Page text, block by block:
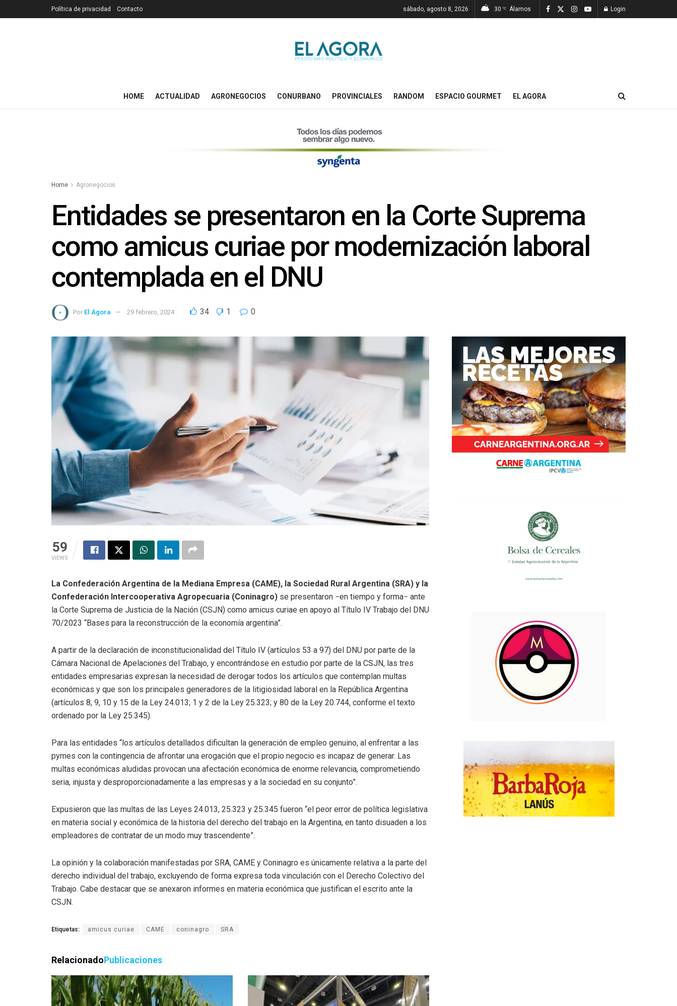
Política de privacidad Contacto sábado, agosto 8, 2026 30 °C Álamos Login
HOME ACTUALIDAD AGRONEGOCIOS CONURBANO PROVINCIALES RANDOM ESPACIO GOURMET EL AGORA
Home Agronegocios
Entidades se presentaron en la Corte Suprema
como amicus curiae por modernización laboral
contemplada en el DNU
Por El Ágora 29 febrero, 2024 34 1 0
59
VIEWS
La Confederación Argentina de la Mediana Empresa (CAME), la Sociedad Rural Argentina (SRA) y la
Confederación Intercooperativa Agropecuaria (Coninagro) se presentaron −en tiempo y forma− ante
la Corte Suprema de Justicia de la Nación (CSJN) como amicus curiae en apoyo al Título IV Trabajo del DNU
70/2023 “Bases para la reconstrucción de la economía argentina”.
A partir de la declaración de inconstitucionalidad del Título IV (artículos 53 a 97) del DNU por parte de la
Cámara Nacional de Apelaciones del Trabajo, y encontrándose en estudio por parte de la CSJN, las tres
entidades empresarias expresan la necesidad de derogar todos los artículos que contemplan multas
económicas y que son los principales generadores de la litigiosidad laboral en la República Argentina
(artículos 8, 9, 10 y 15 de la Ley 24.013; 1 y 2 de la Ley 25.323; y 80 de la Ley 20.744, conforme el texto
ordenado por la Ley 25.345).
Para las entidades “los artículos detallados dificultan la generación de empleo genuino, al enfrentar a las
pymes con la contingencia de afrontar una erogación que el propio negocio es incapaz de generar. Las
multas económicas aludidas provocan una afectación económica de enorme relevancia, comprometiendo
seria, injusta y desproporcionadamente a las empresas y a la sociedad en su conjunto”.
Expusieron que las multas de las Leyes 24.013, 25.323 y 25.345 fueron “el peor error de política legislativa
en materia social y económica de la historia del derecho del trabajo en la Argentina, en tanto disuaden a los
empleadores de contratar de un modo muy trascendente”.
La opinión y la colaboración manifestadas por SRA, CAME y Coninagro es únicamente relativa a la parte del
derecho individual del trabajo, excluyendo de forma expresa toda vinculación con el Derecho Colectivo del
Trabajo. Cabe destacar que se anexaron informes en materia económica que justifican el escrito ante la
CSJN.
Etiquetas: amicus curiae CAME coninagro SRA
RelacionadoPublicaciones